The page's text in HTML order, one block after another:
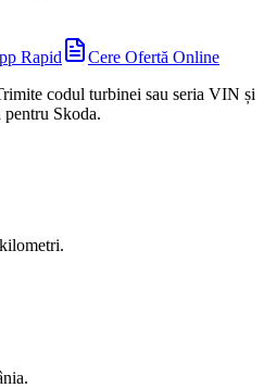
Rapid
Cere Ofertă Online
codul turbinei sau seria VIN și
pentru Skoda.